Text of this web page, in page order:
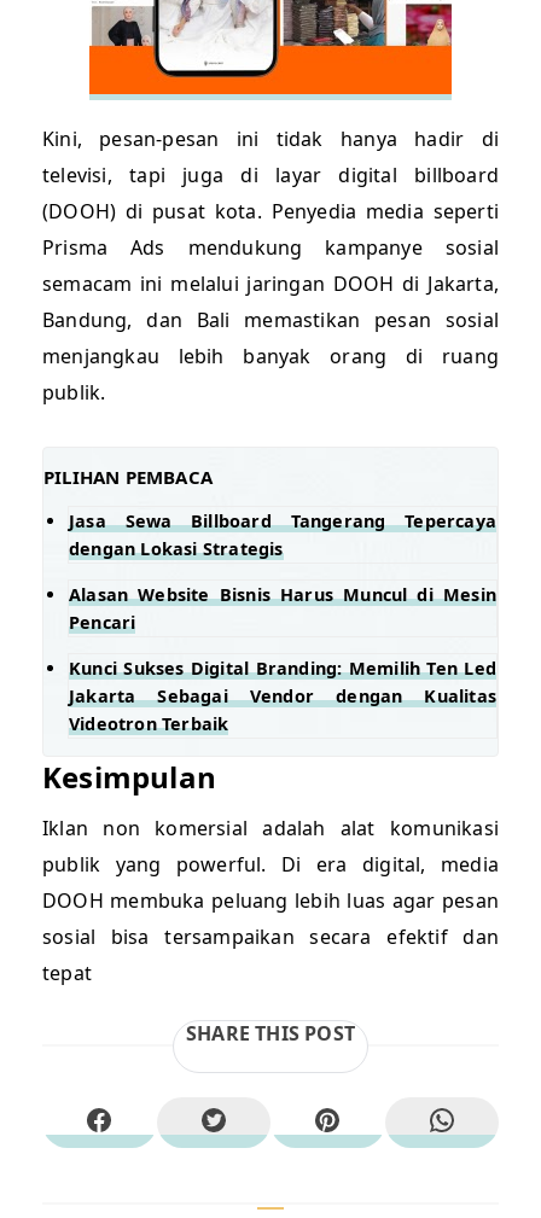
Kini, pesan-pesan ini tidak hanya hadir di
televisi, tapi juga di layar digital billboard
(DOOH) di pusat kota. Penyedia media seperti
Prisma Ads mendukung kampanye sosial
semacam ini melalui jaringan DOOH di Jakarta,
Bandung, dan Bali memastikan pesan sosial
menjangkau lebih banyak orang di ruang
publik.
PILIHAN PEMBACA
Jasa Sewa Billboard Tangerang Tepercaya
dengan Lokasi Strategis
Alasan Website Bisnis Harus Muncul di Mesin
Pencari
Kunci Sukses Digital Branding: Memilih Ten Led
Jakarta Sebagai Vendor dengan Kualitas
Videotron Terbaik
Kesimpulan
Iklan non komersial adalah alat komunikasi
publik yang powerful. Di era digital, media
DOOH membuka peluang lebih luas agar pesan
sosial bisa tersampaikan secara efektif dan
tepat
SHARE THIS POST